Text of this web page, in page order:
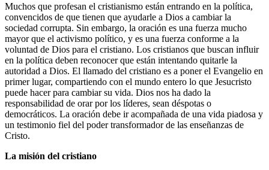
Muchos que profesan el cristianismo están entrando en la política,
convencidos de que tienen que ayudarle a Dios a cambiar la
sociedad corrupta. Sin embargo, la oración es una fuerza mucho
mayor que el activismo político, y es una fuerza conforme a la
voluntad de Dios para el cristiano. Los cristianos que buscan influir
en la política deben reconocer que están intentando quitarle la
autoridad a Dios. El llamado del cristiano es a poner el Evangelio en
primer lugar, compartiendo con el mundo entero lo que Jesucristo
puede hacer para cambiar su vida. Dios nos ha dado la
responsabilidad de orar por los líderes, sean déspotas o
democráticos. La oración debe ir acompañada de una vida piadosa y
un testimonio fiel del poder transformador de las enseñanzas de
Cristo.
La misión del cristiano